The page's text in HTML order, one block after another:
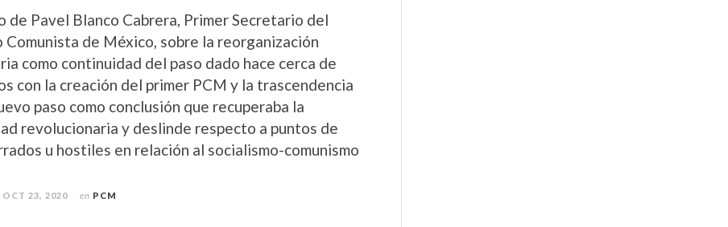
de Pavel Blanco Cabrera, Primer Secretario del
Comunista de México, sobre la reorganización
como continuidad del paso dado hace cerca de
con la creación del primer PCM y la trascendencia
paso como conclusión que recuperaba la
revolucionaria y deslinde respecto a puntos de
u hostiles en relación al socialismo-comunismo
OCT 23, 2020 en PCM